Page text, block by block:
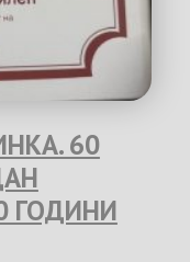
60
ГОДИНИ